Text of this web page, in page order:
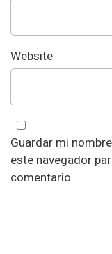
Website
Guardar mi
este navegador
comentario.